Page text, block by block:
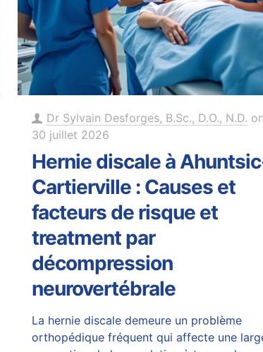
Dr Sylvain Desforges, B.Sc., D.O., N.D. on
30 juillet 2026
Hernie discale à
Cartierville : Causes et
facteurs de risque et
treatment par
décompression
neurovertébrale
La hernie discale demeure un problème
orthopédique fréquent qui affecte une